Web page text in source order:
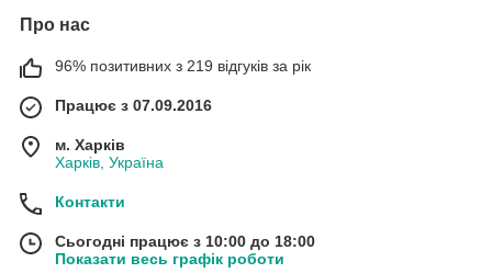
Про нас
96% позитивних з 219 відгуків за рік
Працює з 07.09.2016
м. Харків
Харків, Україна
Контакти
Сьогодні працює з 10:00 до 18:00
Показати весь графік роботи